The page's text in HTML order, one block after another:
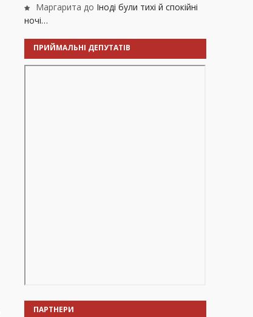
Маргарита до Іноді були тихі й спокійні
ночі…
ПРИЙМАЛЬНІ ДЕПУТАТІВ
ПАРТНЕРИ